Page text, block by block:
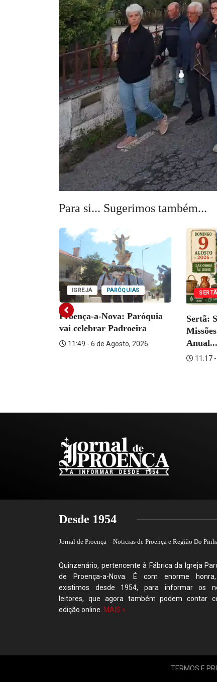
Para si... Sugerimos também...
IGREJA PARÓQUIAS
Proença-a-Nova: Paróquia
vai celebrar Padroeira
11:49 - 6 de Agosto, 2026
SERTÃ
Sertã:
Anual...
11:17
Desde 1954
Jornal de Proença – Noticias de Proença e Região Do
Quinzenário, pertencente à Fábrica da Igreja
de Proença-a-Nova. É com enorme
existimos desde 1954, para informar os
leitores, que agora também podem contar
edição online. MAIS »
TERMOS E